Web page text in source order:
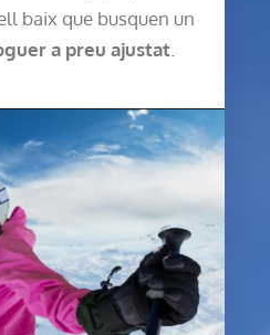
baix que busquen un
a preu ajustat